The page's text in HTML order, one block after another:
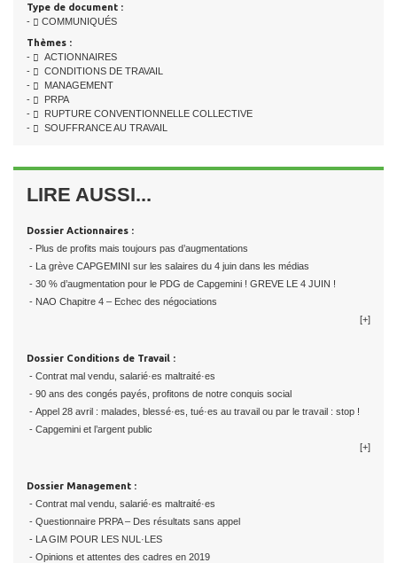
Type de document :
-
COMMUNIQUÉS
Thèmes :
-
ACTIONNAIRES
-
CONDITIONS DE TRAVAIL
-
MANAGEMENT
-
PRPA
-
RUPTURE CONVENTIONNELLE COLLECTIVE
-
SOUFFRANCE AU TRAVAIL
LIRE AUSSI...
Dossier Actionnaires :
- Plus de profits mais toujours pas d’augmentations
- La grève CAPGEMINI sur les salaires du 4 juin dans les médias
- 30 % d’augmentation pour le PDG de Capgemini ! GREVE LE 4 JUIN !
- NAO Chapitre 4 – Echec des négociations
[+]
Dossier Conditions de Travail :
- Contrat mal vendu, salarié·es maltraité·es
- 90 ans des congés payés, profitons de notre conquis social
- Appel 28 avril : malades, blessé·es, tué·es au travail ou par le travail : stop !
- Capgemini et l’argent public
[+]
Dossier Management :
- Contrat mal vendu, salarié·es maltraité·es
- Questionnaire PRPA – Des résultats sans appel
- LA GIM POUR LES NUL·LES
- Opinions et attentes des cadres en 2019